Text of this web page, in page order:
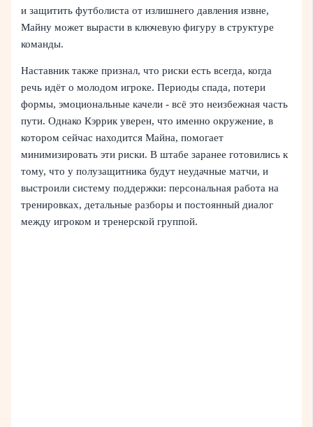
и защитить футболиста от излишнего давления извне,
Майну может вырасти в ключевую фигуру в структуре
команды.
Наставник также признал, что риски есть всегда, когда
речь идёт о молодом игроке. Периоды спада, потери
формы, эмоциональные качели - всё это неизбежная часть
пути. Однако Кэррик уверен, что именно окружение, в
котором сейчас находится Майна, помогает
минимизировать эти риски. В штабе заранее готовились к
тому, что у полузащитника будут неудачные матчи, и
выстроили систему поддержки: персональная работа на
тренировках, детальные разборы и постоянный диалог
между игроком и тренерской группой.